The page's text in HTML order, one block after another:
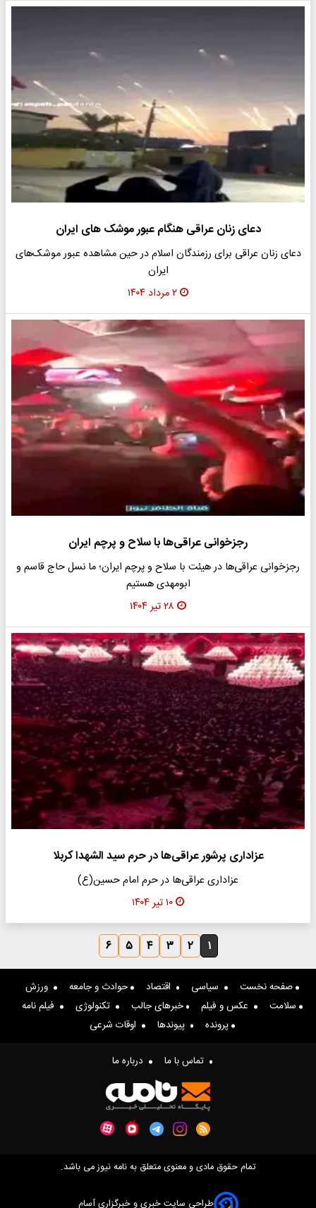
دعای زنان عراقی هنگام عبور موشک های ایران
دعای زنان عراقی برای رزمندگان اسلام در حین مشاهده عبور موشک‌های
ایران
۲ مرداد ۱۴۰۴
رجزخوانی عراقی‌ها با سلاح و پرچم ایران
رجزخوانی عراقی‌ها در هیئت با سلاح و پرچم ایران؛ ما نسل حاج قاسم و
ابومهدی هستیم
۲۸ تیر ۱۴۰۴
عزاداری پرشور عراقی‌ها در حرم سید الشهدا کربلا
عزاداری عراقی‌ها در حرم امام حسین(ع)
۱۰ تیر ۱۴۰۴
۱ ۲ ۳ ۴ ۵ ۶
صفحه نخست سیاسی اقتصاد حوادث و جامعه
ورزش
سلامت
عکس و فیلم خبرهای جالب تکنولوژی
فیلم نامه
پرونده
پیوندها اوقات شرعی
تماس با ما درباره ما
تمام حقوق مادی و معنوی متعلق به نامه نیوز می باشد.
طراحی سایت خبری و خبرگزاری آسام